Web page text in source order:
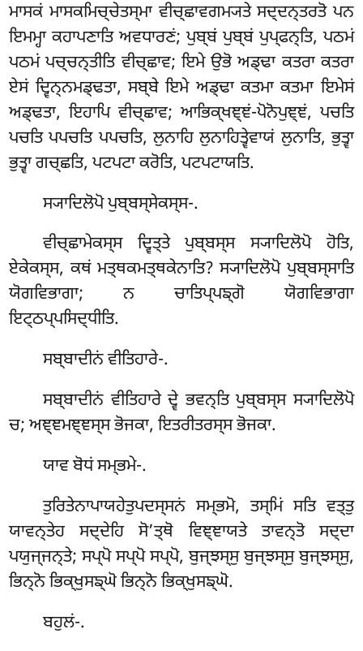
ਮਾਸਕਂ ਮਾਸਕਮਿਚ੍ਚੇਤਸ੍ਮਾ ਵੀਚ੍ਛਾਵਗਮ੍ਯਤੇ ਸਦ੍ਦਨ੍ਤਰਤੋ ਪਨ
ਇਮਮ੍ਹਾ ਕਹਾਪਣਾਤਿ ਅਵਧਾਰਣਂ; ਪੁਬ੍ਬਂ ਪੁਬ੍ਬਂ ਪੁਪ੍ਫਨ੍ਤਿ, ਪਠਮਂ
ਪਠਮਂ ਪਚ੍ਚਨ੍ਤੀਤਿ ਵੀਚ੍ਛਾਵ; ਇਮੇ ਉਭੋ ਅਡ੍ਢਾ ਕਤਰਾ ਕਤਰਾ
ਏਸਂ ਦ੍ਵਿਨ੍ਨਮਡ੍ਢਤਾ, ਸਬ੍ਬੇ ਇਮੇ ਅਡ੍ਢਾ ਕਤਮਾ ਕਤਮਾ ਇਮੇਸਂ
ਅਡ੍ਢਤਾ, ਇਹਾਪਿ ਵੀਚ੍ਛਾਵ; ਆਭਿਕ੍ਖਞ੍ਞਂ-ਪੋਨੋਪੁਞ੍ਞਂ, ਪਚਤਿ
ਪਚਤਿ ਪਪਚਤਿ ਪਪਚਤਿ, ਲੁਨਾਹਿ ਲੁਨਾਹਿਤ੍ਵੇਵਾਯਂ ਲੁਨਾਤਿ, ਭੁਤ੍ਵਾ
ਭੁਤ੍ਵਾ ਗਚ੍ਛਤਿ, ਪਟਪਟਾ ਕਰੋਤਿ, ਪਟਪਟਾਯਤਿ.
ਸ੍ਯਾਦਿਲੋਪੋਪੁਬ੍ਬਸ੍ਸੇਕਸ੍ਸ-.
ਵੀਚ੍ਛਾਮੇਕਸ੍ਸ ਦ੍ਵਿਤ੍ਤੇ ਪੁਬ੍ਬਸ੍ਸ ਸ੍ਯਾਦਿਲੋਪੋ ਹੋਤਿ,
ਏਕੇਕਸ੍ਸ, ਕਥਂ ਮਤ੍ਥਕਮਤ੍ਥਕੇਨਾਤਿ? ਸ੍ਯਾਦਿਲੋਪੋ ਪੁਬ੍ਬਸ੍ਸਾਤਿ
ਯੋਗਵਿਭਾਗਾ; ਨ ਚਾਤਿਪ੍ਪਙ੍ਗੋ ਯੋਗਵਿਭਾਗਾ
ਇਟ੍ਠਪ੍ਪਸਿਦ੍ਧੀਤਿ.
ਸਬ੍ਬਾਦੀਨਂ ਵੀਤਿਹਾਰੇ-.
ਸਬ੍ਬਾਦੀਨਂ ਵੀਤਿਹਾਰੇ ਦ੍ਵੇ ਭਵਨ੍ਤਿ ਪੁਬ੍ਬਸ੍ਸ ਸ੍ਯਾਦਿਲੋਪੋ
ਚ; ਅਞ੍ਞਮਞ੍ਞਸ੍ਸ ਭੋਜਕਾ, ਇਤਰੀਤਰਸ੍ਸ ਭੋਜਕਾ.
ਯਾਵ ਬੋਧਂ ਸਮ੍ਭਮੇ-.
ਤੁਰਿਤੇਨਾਪਾਯਹੇਤੁਪਦਸ੍ਸਨਂ ਸਮ੍ਭਮੋ, ਤਸ੍ਮਿਂ ਸਤਿ ਵਤ੍ਤੁ
ਯਾਵਨ੍ਤੇਹ ਸਦ੍ਦੇਹਿ ਸੋ’ਤ੍ਥੋ ਵਿਞ੍ਞਾਯਤੇ ਤਾਵਨ੍ਤੋ ਸਦ੍ਦਾ
ਪਯੁਜ੍ਜਨ੍ਤੇ; ਸਪ੍ਪੋ ਸਪ੍ਪੋ ਸਪ੍ਪੋ, ਬੁਜ੍ਝਸ੍ਸੁ ਬੁਜ੍ਝਸ੍ਸੁ ਬੁਜ੍ਝਸ੍ਸੁ,
ਭਿਨ੍ਨੋ ਭਿਕ੍ਖੁਸਙ੍ਘੋ ਭਿਨ੍ਨੋ ਭਿਕ੍ਖੁਸਙ੍ਘੋ.
ਬਹੁਲਂ-.